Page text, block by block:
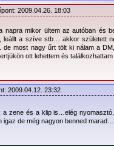
2009.04.26. 18:03
napra mikor ültem az autóban és
leállt a szíve stb… akkor született
de most nagy űrt tölt ki nálam a
ott lehettem és
2009.04.12. 23:32
a zene és a klip is…elég
igaz de még nagyon benned